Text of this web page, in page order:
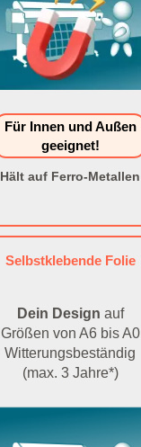
Für Innen und Außen
geeignet!
Hält auf Ferro-Metallen
Selbstklebende Folie
Dein Design auf
Größen von A6 bis A0
Witterungsbeständig
(max. 3 Jahre*)